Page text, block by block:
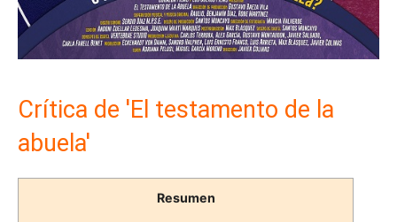
Crítica de 'El testamento de la
abuela'
Resumen